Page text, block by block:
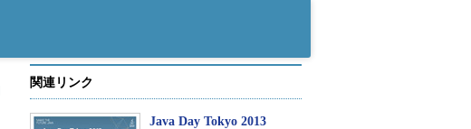
関連リンク
Java Day Tokyo 2013